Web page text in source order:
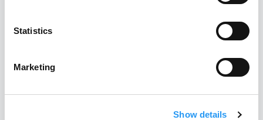
Statistics
Marketing
Show details
Maschinenbau: Die 10
größten Bremsklötze und